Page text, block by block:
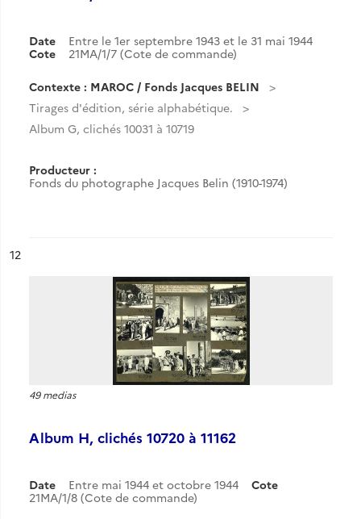
Date
Entre le 1er septembre 1943 et le 31 mai 1944
Cote
21MA/1/7 (Cote de commande)
Contexte : MAROC / Fonds Jacques BELIN
Tirages d'édition, série alphabétique.
Album G, clichés 10031 à 10719
Producteur :
Fonds du photographe Jacques Belin (1910-1974)
n°
12
49 medias
Album H, clichés 10720 à 11162
Date Entre mai 1944 et octobre 1944
Cote
21MA/1/8 (Cote de commande)